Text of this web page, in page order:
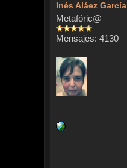
Inés Aláez García
Metafóric@
Mensajes: 4130